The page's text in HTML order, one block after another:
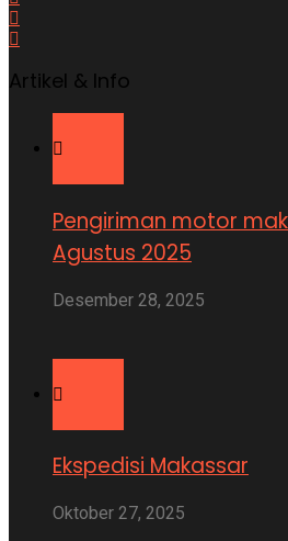
Artikel & Info
Pengiriman motor
Agustus 2025
Desember 28, 2025
Ekspedisi Makassar
Oktober 27, 2025